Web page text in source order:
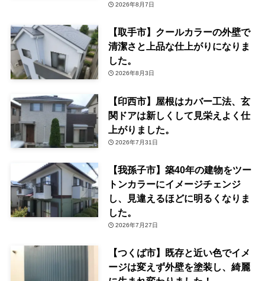
2026年8月7日
【取手市】クールカラーの外壁で
清潔さと上品な仕上がりになりま
した。
2026年8月3日
【印西市】屋根はカバー工法、玄
関ドアは新しくして見栄えよく仕
上がりました。
2026年7月31日
【我孫子市】築40年の建物をツー
トンカラーにイメージチェンジ
し、見違えるほどに明るくなりま
した。
2026年7月27日
【つくば市】既存と近い色でイメ
ージは変えず外壁を塗装し、綺麗